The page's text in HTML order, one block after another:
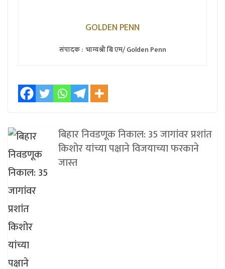
GOLDEN PENN
संपादक : भाग्यश्री बि एम/ Golden Penn
बिहार निवडणूक निकाल: 35 जागांवर प्रशांत
किशोर यांच्या पक्षाने विजयाच्या फरकाने
जास्त